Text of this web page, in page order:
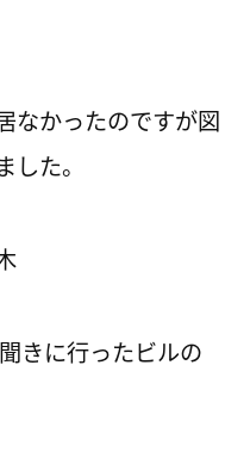
なかったのですが図
た。
きに行ったビルの